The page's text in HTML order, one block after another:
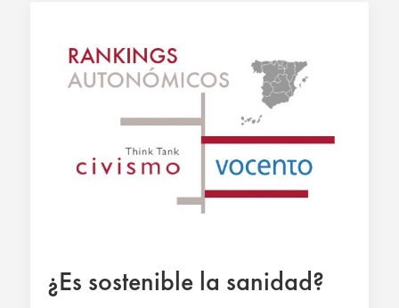
¿Es sostenible la sanidad?